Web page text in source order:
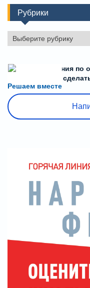
Рубрики
Рубрики
Решаем вместе
Есть предложения по
или знаете, как